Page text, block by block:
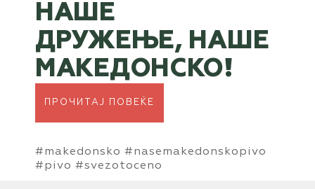
НАШЕ
ДРУЖЕЊЕ, НАШЕ
МАКЕДОНСКО!
ПРОЧИТАЈ ПОВЕЌЕ
#makedonsko #nasemakedonskopivo
#pivo #svezotoceno